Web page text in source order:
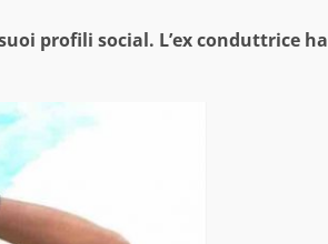
profili social. L’ex conduttrice ha